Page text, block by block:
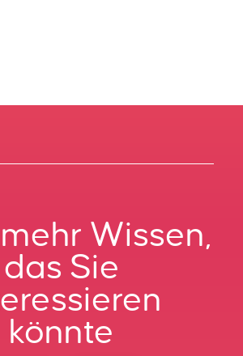
Wissen,
das Sie
könnte